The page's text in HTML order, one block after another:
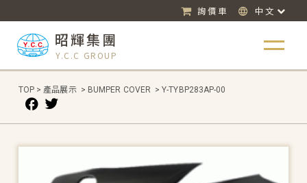
詢價車 中文
昭輝集團
Y.C.C GROUP
TOP > 產品展示 > BUMPER COVER > Y-TYBP283AP-00